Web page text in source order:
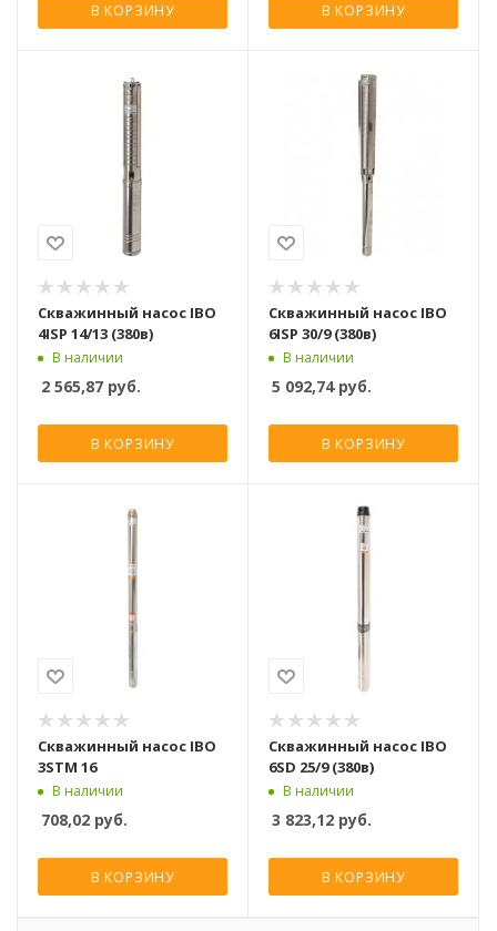
В КОРЗИНУ В КОРЗИНУ
Скважинный насос IBO
4ISP 14/13 (380в)
В наличии
2 565,87 руб.
В КОРЗИНУ
Скважинный насос IBO
6ISP 30/9 (380в)
В наличии
5 092,74руб.
В КОРЗИНУ
Скважинный насос IBO
3STM 16
В наличии
708,02 руб.
В КОРЗИНУ
Скважинный насос IBO
6SD 25/9 (380в)
В наличии
3 823,12 руб.
В КОРЗИНУ